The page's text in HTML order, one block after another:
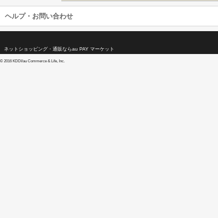
ヘルプ・お問い合わせ
ネットショッピング・通販ならau PAY マーケット
© 2016 KDDI/au Commerce & Life, Inc.